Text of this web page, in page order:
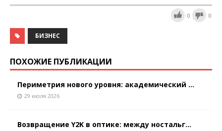
0 0
БИЗНЕС
ПОХОЖИЕ ПУБЛИКАЦИИ
Периметрия нового уровня: академический ...
29 июля 2026
Возвращение Y2K в оптике: между ностальг...